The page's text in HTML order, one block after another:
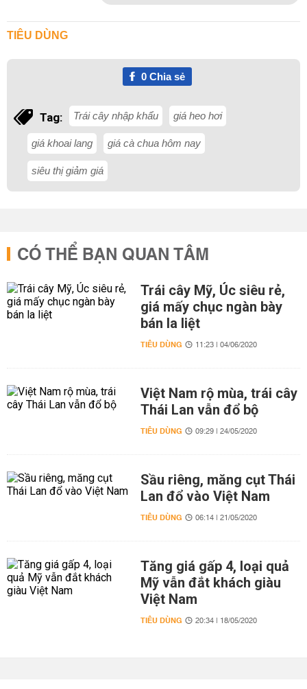
TIÊU DÙNG
0Chia sẻ
Tag: Trái cây nhập khẩu giá heo hơi
giá khoai lang giá cà chua hôm nay
siêu thị giảm giá
CÓ THỂ BẠN QUAN TÂM
Trái cây Mỹ, Úc siêu rẻ,
giá mấy chục ngàn bày
bán la liệt
TIÊU DÙNG 11:23 | 04/06/2020
Việt Nam rộ mùa, trái cây
Thái Lan vẫn đổ bộ
TIÊU DÙNG 09:29 | 24/05/2020
Sầu riêng, măng cụt Thái
Lan đổ vào Việt Nam
TIÊU DÙNG 06:14 | 21/05/2020
Tăng giá gấp 4, loại quả
Mỹ vẫn đắt khách giàu
Việt Nam
TIÊU DÙNG 20:34 | 18/05/2020